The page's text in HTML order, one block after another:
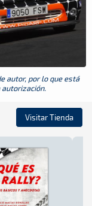
autor, por lo que está
Visitar Tienda